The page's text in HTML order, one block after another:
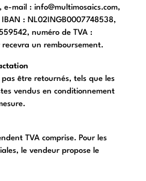
mail : info@multimosaics.com,
: NL02INGB0007748538,
numéro de TVA :
un remboursement.
être retournés, tels que les
vendus en conditionnement
TVA comprise. Pour les
le vendeur propose le